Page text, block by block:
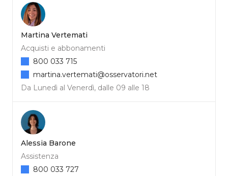
Martina Vertemati
Acquisti e abbonamenti
Da Lunedì al Venerdì, dalle 09 alle 18
800 033 715
martina.vertemati@osservatori.net
Alessia Barone
Assistenza
800 033 727